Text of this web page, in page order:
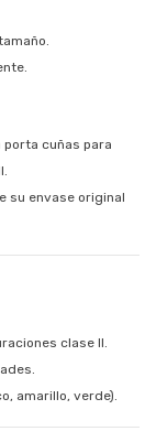
cuñas para
su envase original
clase II.
amarillo, verde).